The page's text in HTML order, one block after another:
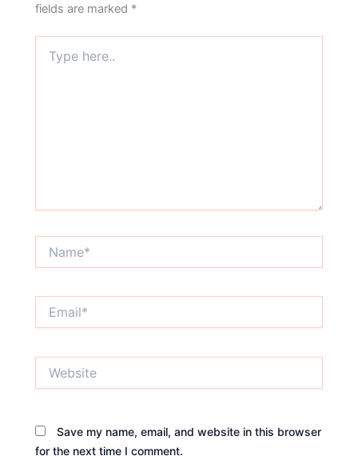
fields are marked *
here..
Save my name, email, and website in this browser
for the next time I comment.